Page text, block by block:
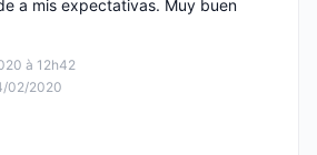
à 12h42
02/2020
a mis expectativas. Muy buen